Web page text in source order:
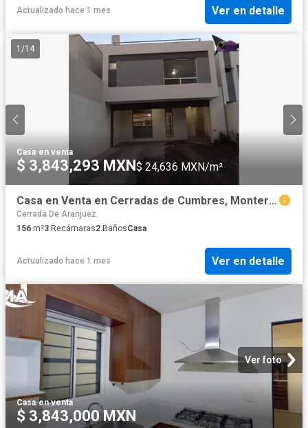
Actualizado hace 1 mes Ver en detalle
1 /14
Casa·en venta
$ 3,843,293 MXN$ 24,636 MXN/m²
Casa en Venta en Cerradas de Cumbres, Monterrey, Nuevo León
Cerrada De Aranjuez
156 m²3 Recámaras2 BañosCasa
Actualizado hace 1 mes Ver en detalle
Ver foto
Casa·en venta
$ 3,843,000 MXN